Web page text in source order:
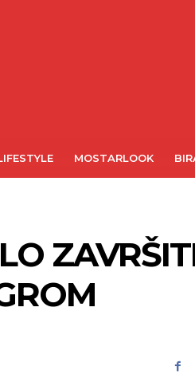
MOSTARLOOK